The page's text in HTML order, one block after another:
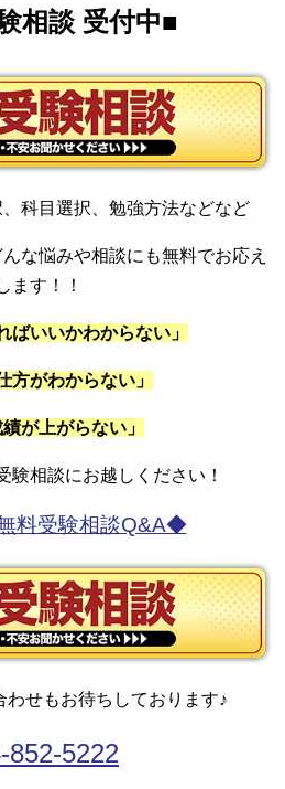
相談 受付中■
科目選択、勉強方法などなど
んな悩みや相談にも無料でお応え
ます！！
ばいいかわからない」
方がわからない」
績が上がらない」
験相談にお越しください！
料受験相談Q&A◆
わせもお待ちしております♪
852-5222